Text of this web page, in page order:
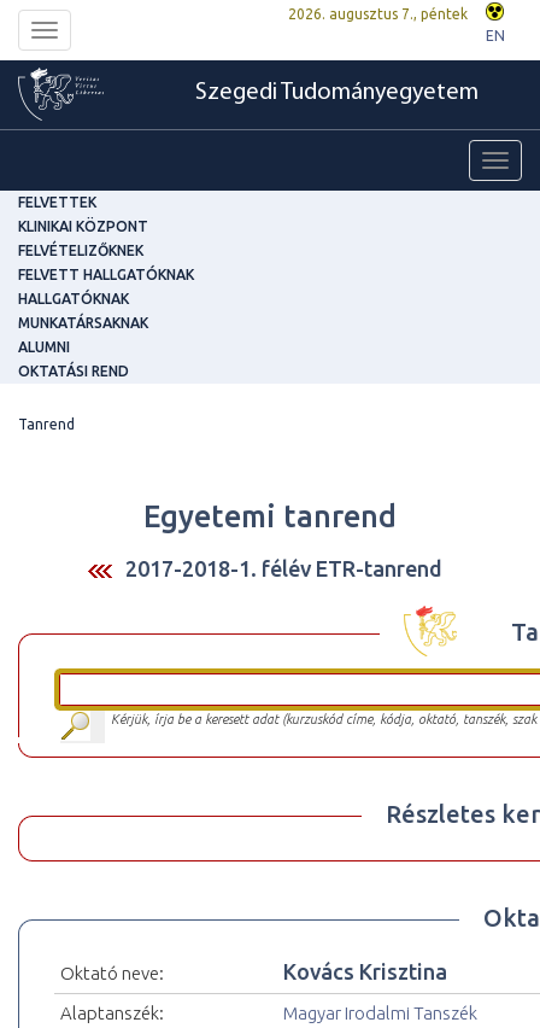
Toggle
navigation
2026. augusztus 7., péntek
EN
Szegedi Tudományegyetem
FELVETTEK
KLINIKAI KÖZPONT
FELVÉTELIZŐKNEK
FELVETT HALLGATÓKNAK
HALLGATÓKNAK
MUNKATÁRSAKNAK
ALUMNI
OKTATÁSI REND
Tanrend
Egyetemi tanrend
2017-2018-1. félév ETR-tanrend
Kérjük, írja be a keresett adat (kurzuskód címe, kódja, oktató, tanszék,
Részletes
Oktató neve: Kovács Krisztina
Alaptanszék:
Magyar Irodalmi Tanszék